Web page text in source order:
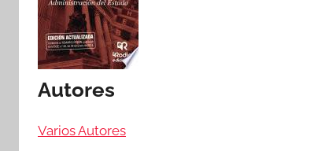
Autores
Varios Autores